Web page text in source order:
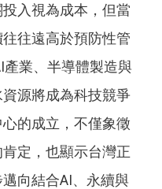
入視為成本，但當
往遠高於預防性管
業、半導體製造與
源將成為科技競爭
的成立，不僅象徵
定，也顯示台灣正
向結合AI、永續與